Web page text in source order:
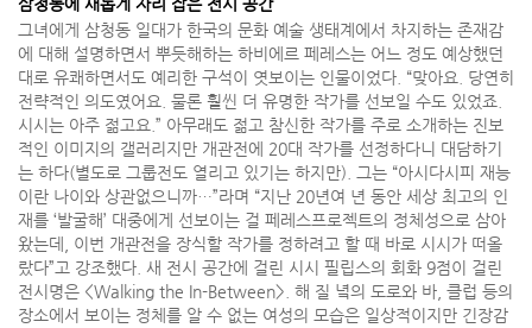
그녀에게 삼청동 일대가 한국의 문화 예술 생태계에서 차지하는 존재감
에 대해 설명하면서 뿌듯해하는 하비에르 페레스는 어느 정도 예상했던
대로 유쾌하면서도 예리한 구석이 엿보이는 인물이었다. “맞아요. 당연히
전략적인 의도였어요. 물론 훨씬 더 유명한 작가를 선보일 수도 있었죠.
시시는 아주 젊고요.” 아무래도 젊고 참신한 작가를 주로 소개하는 진보
적인 이미지의 갤러리지만 개관전에 20대 작가를 선정하다니 대담하기
는 하다(별도로 그룹전도 열리고 있기는 하지만). 그는 “아시다시피 재능
이란 나이와 상관없으니까…”라며 “지난 20년여 년 동안 세상 최고의 인
재를 ‘발굴해’ 대중에게 선보이는 걸 페레스프로젝트의 정체성으로 삼아
왔는데, 이번 개관전을 장식할 작가를 정하려고 할 때 바로 시시가 떠올
랐다”고 강조했다. 새 전시 공간에 걸린 시시 필립스의 회화 9점이 걸린
전시명은 <Walking the In-Between>. 해 질 녘의 도로와 바, 클럽 등의
장소에서 보이는 정체를 알 수 없는 여성의 모습은 일상적이지만 긴장감